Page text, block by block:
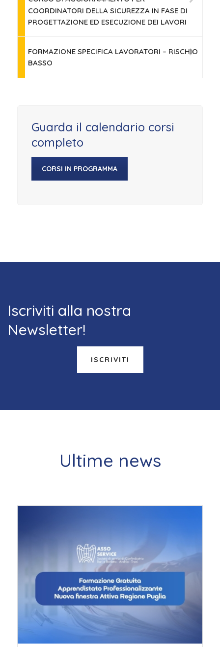
COORDINATORI DELLA SICUREZZA IN FASE DI
PROGETTAZIONE ED ESECUZIONE DEI LAVORI
FORMAZIONE SPECIFICA LAVORATORI – RISCHIO
BASSO
Guarda il calendario corsi
completo
CORSI IN PROGRAMMA
Iscriviti alla nostra
Newsletter!
ISCRIVITI
Ultime news